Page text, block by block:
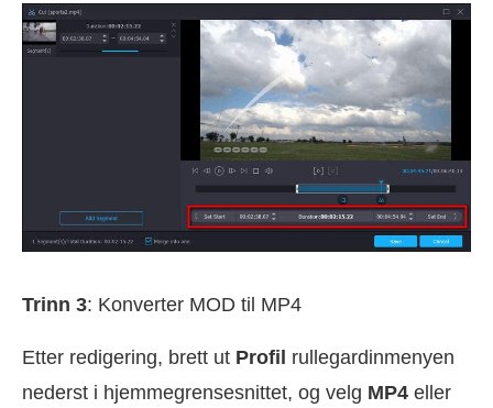
Trinn 3: Konverter MOD til MP4
Etter redigering, brett ut Profil rullegardinmenyen
nederst i hjemmegrensesnittet, og velg MP4 eller